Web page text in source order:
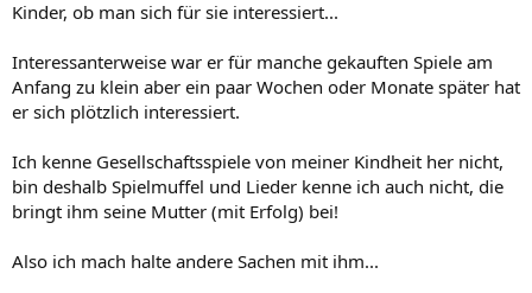
Kinder, ob man sich für sie interessiert...
Interessanterweise war er für manche gekauften Spiele am
Anfang zu klein aber ein paar Wochen oder Monate später hat
er sich plötzlich interessiert.
Ich kenne Gesellschaftsspiele von meiner Kindheit her nicht,
bin deshalb Spielmuffel und Lieder kenne ich auch nicht, die
bringt ihm seine Mutter (mit Erfolg) bei!
Also ich mach halte andere Sachen mit ihm...